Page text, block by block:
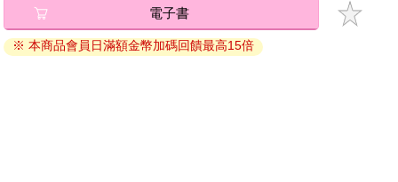
碼』至電子書服務商Readmoo進行兌換。
退換貨須知：
電子書
※ 本商品會員日滿額金幣加碼回饋最高15倍